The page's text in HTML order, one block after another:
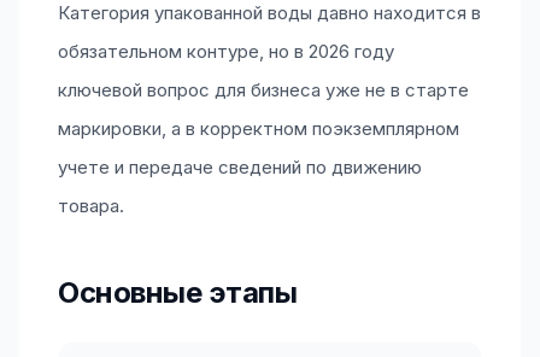
Категория упакованной воды давно находится в
обязательном контуре, но в 2026 году
ключевой вопрос для бизнеса уже не в старте
маркировки, а в корректном поэкземплярном
учете и передаче сведений по движению
товара.
Основные этапы